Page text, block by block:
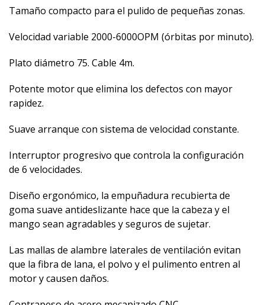
Tamaño compacto para el pulido de pequeñas zonas.
Velocidad variable 2000-6000OPM (órbitas por minuto).
Plato diámetro 75. Cable 4m.
Potente motor que elimina los defectos con mayor
rapidez.
Suave arranque con sistema de velocidad constante.
Interruptor progresivo que controla la configuración
de 6 velocidades.
Diseño ergonómico, la empuñadura recubierta de
goma suave antideslizante hace que la cabeza y el
mango sean agradables y seguros de sujetar.
Las mallas de alambre laterales de ventilación evitan
que la fibra de lana, el polvo y el pulimento entren al
motor y causen daños.